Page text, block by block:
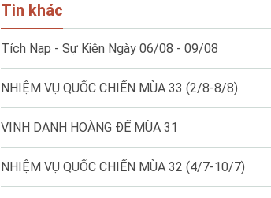
Tin khác
Tích Nạp - Sự Kiện Ngày 06/08 - 09/08
NHIỆM VỤ QUỐC CHIẾN MÙA 33 (2/8-8/8)
VINH DANH HOÀNG ĐẾ MÙA 31
NHIỆM VỤ QUỐC CHIẾN MÙA 32 (4/7-10/7)